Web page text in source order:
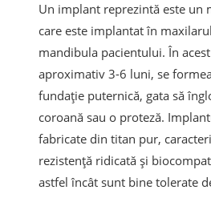
Un implant reprezintă este un
care este implantat în
mandibula pacientului. În
aproximativ 3-6 luni, se
fundație puternică, gata să
coroană sau o proteză.
fabricate din titan pur,
rezistență ridicată și
astfel încât sunt bine tolerate